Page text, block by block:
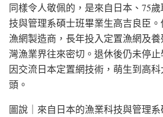
同樣令人敬佩的，是來自日本、75
技與管理系碩士班畢業生高吉良臣
漁網製造商，長年投入定置漁網及
灣漁業界往來密切。退休後仍未停
因交流日本定置網技術，萌生到高
頭。
圖說｜來自日本的漁業科技與管理